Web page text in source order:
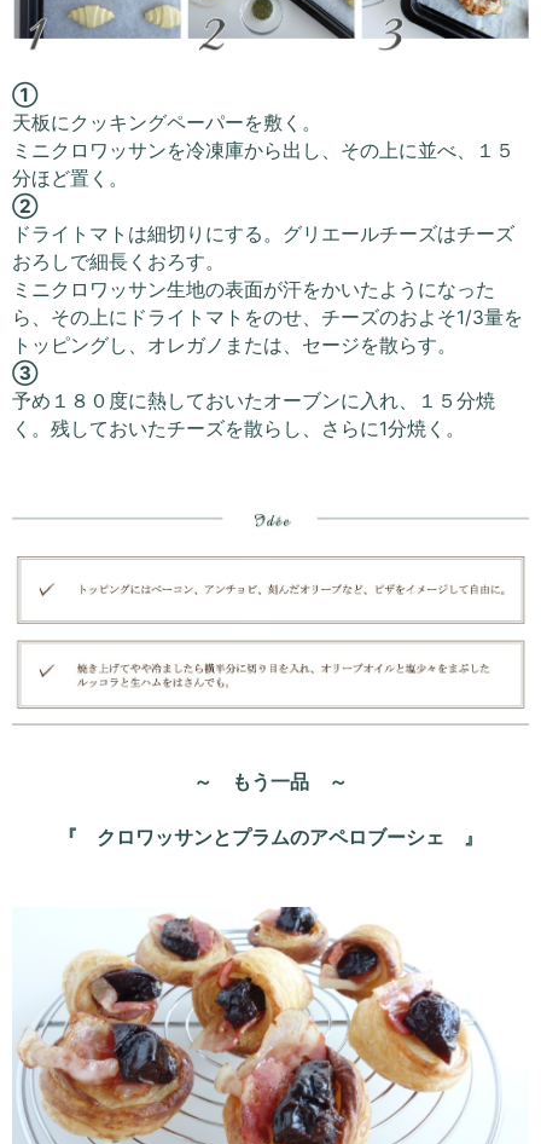
①
天板にクッキングペーパーを敷く。
ミニクロワッサンを冷凍庫から出し、その上に並べ、１５
分ほど置く。
②
ドライトマトは細切りにする。グリエールチーズはチーズ
おろしで細長くおろす。
ミニクロワッサン生地の表面が汗をかいたようになった
ら、その上にドライトマトをのせ、チーズのおよそ1/3量を
トッピングし、オレガノまたは、セージを散らす。
③
予め１８０度に熱しておいたオーブンに入れ、１５分焼
く。残しておいたチーズを散らし、さらに1分焼く。
～ もう一品 ～
『 クロワッサンとプラムのアペロブーシェ 』